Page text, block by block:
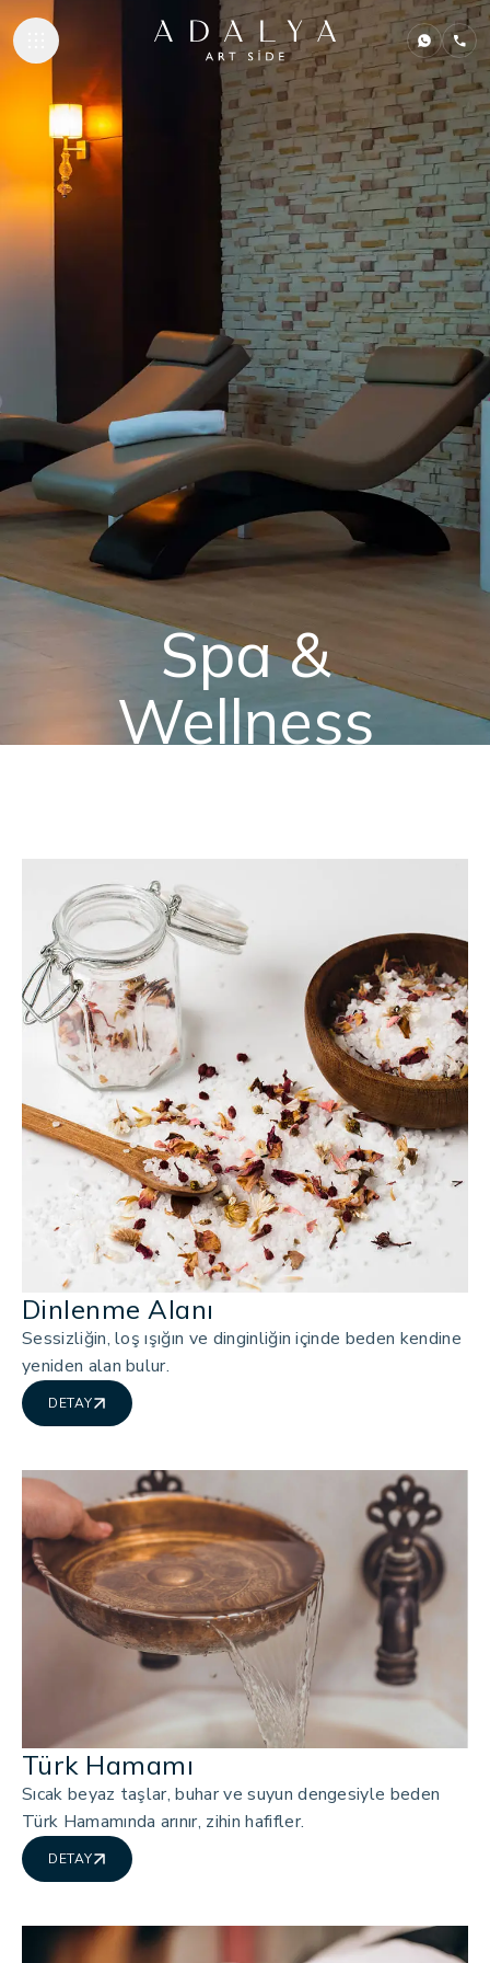
KONAKLAMA
GASTRONOMI
PLAJ &
SPA &
MARE KIDS
İLETIŞIM
ADALYA HOTELS
Adalya Bliss
Adalya Elite Lara
Adalya Ocean Deluxe
Adalya Art Side
DERU
Spa &
Wellness
Dinlenme Alanı
Sessizliğin, loş ışığın ve dinginliğin içinde beden kendine
yeniden alan bulur.
DETAY
Türk Hamamı
Sıcak beyaz taşlar, buhar ve suyun dengesiyle beden
Türk Hamamında arınır, zihin hafifler.
DETAY